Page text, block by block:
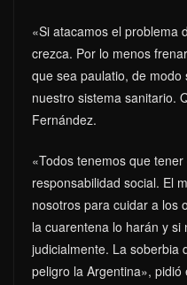
«Si atacamos el problema
crezca. Por lo menos
que sea paulatio, de
nuestro sistema sanitario.
Fernández.
«Todos tenemos que
responsabilidad social. El
nosotros para cuidar a los
la cuarentena lo harán y
judicialmente. La soberbia
peligro la Argentina», pidió